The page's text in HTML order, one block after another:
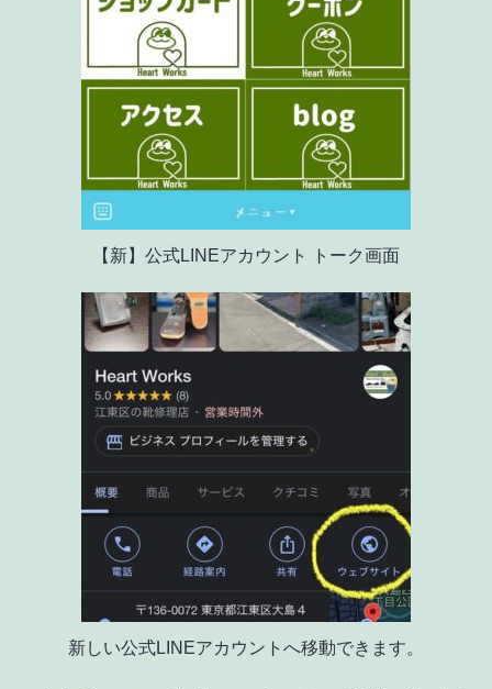
【新】公式LINEアカウント トーク画面
新しい公式LINEアカウントへ移動できます。